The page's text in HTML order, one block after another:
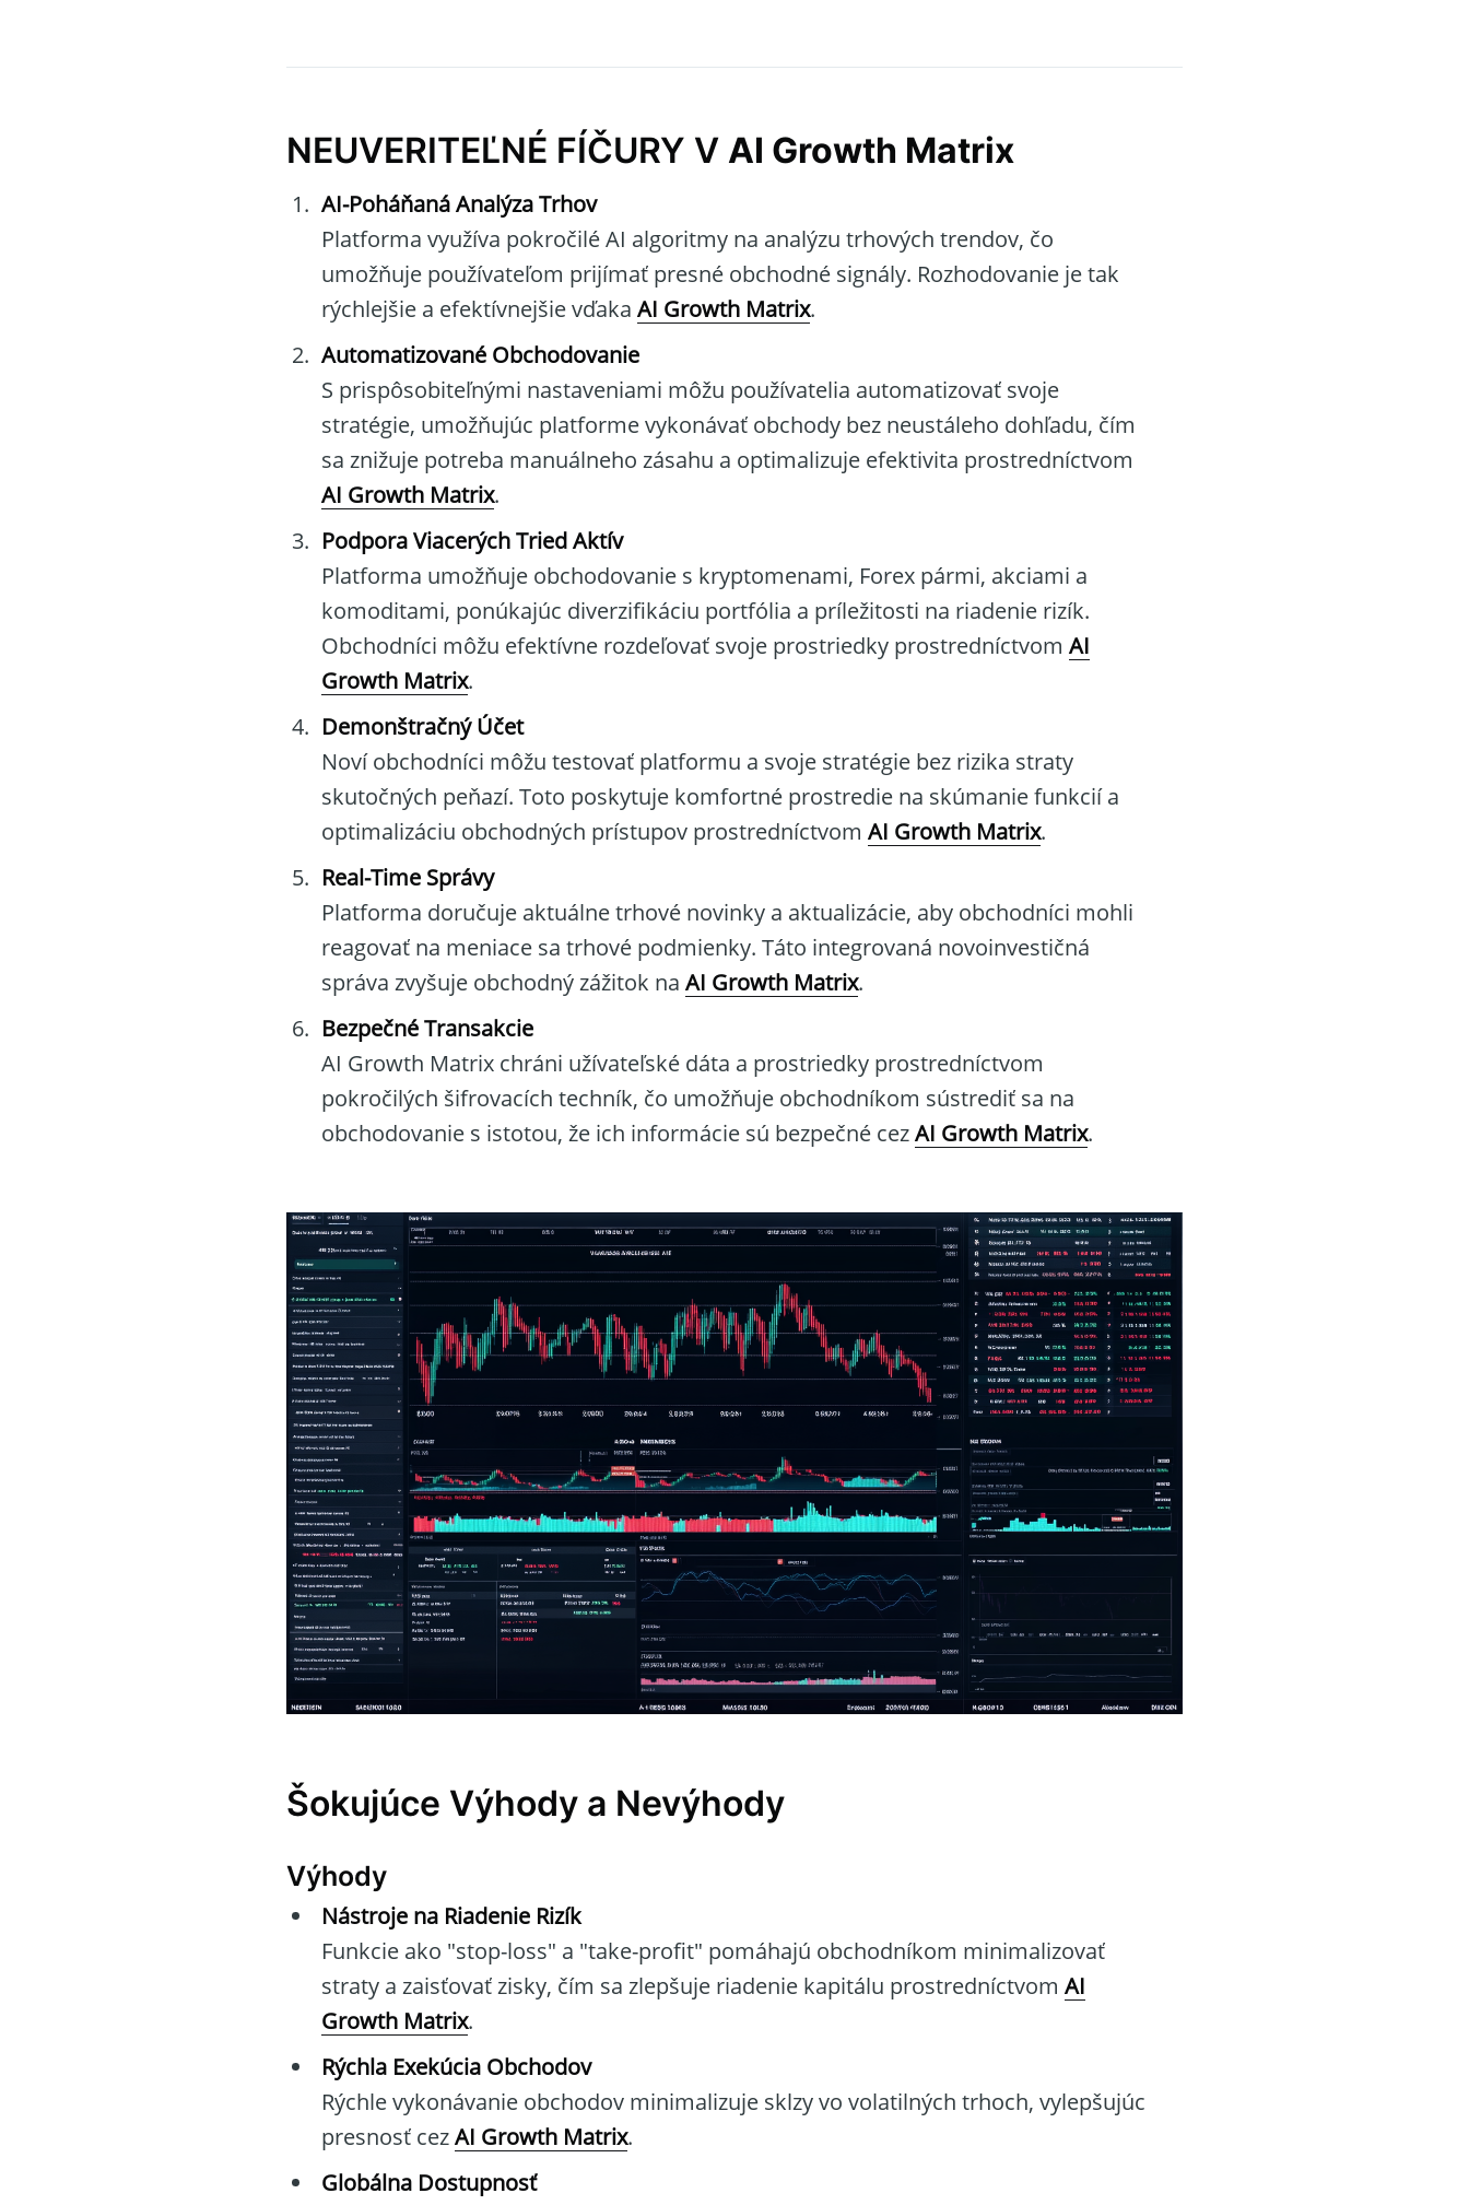
NEUVERITEĽNÉ FÍČURY V AI Growth Matrix
AI-Poháňaná Analýza Trhov
Platforma využíva pokročilé AI algoritmy na analýzu trhových trendov, čo
umožňuje používateľom prijímať presné obchodné signály. Rozhodovanie je tak
rýchlejšie a efektívnejšie vďaka AI Growth Matrix.
Automatizované Obchodovanie
S prispôsobiteľnými nastaveniami môžu používatelia automatizovať svoje
stratégie, umožňujúc platforme vykonávať obchody bez neustáleho dohľadu, čím
sa znižuje potreba manuálneho zásahu a optimalizuje efektivita prostredníctvom
AI Growth Matrix.
Podpora Viacerých Tried Aktív
Platforma umožňuje obchodovanie s kryptomenami, Forex pármi, akciami a
komoditami, ponúkajúc diverzifikáciu portfólia a príležitosti na riadenie rizík.
Obchodníci môžu efektívne rozdeľovať svoje prostriedky prostredníctvom AI
Growth Matrix.
Demonštračný Účet
Noví obchodníci môžu testovať platformu a svoje stratégie bez rizika straty
skutočných peňazí. Toto poskytuje komfortné prostredie na skúmanie funkcií a
optimalizáciu obchodných prístupov prostredníctvom AI Growth Matrix.
Real-Time Správy
Platforma doručuje aktuálne trhové novinky a aktualizácie, aby obchodníci mohli
reagovať na meniace sa trhové podmienky. Táto integrovaná novoinvestičná
správa zvyšuje obchodný zážitok na AI Growth Matrix.
Bezpečné Transakcie
AI Growth Matrix chráni užívateľské dáta a prostriedky prostredníctvom
pokročilých šifrovacích techník, čo umožňuje obchodníkom sústrediť sa na
obchodovanie s istotou, že ich informácie sú bezpečné cezAI Growth Matrix.
Šokujúce Výhody a Nevýhody
Výhody
Nástroje na Riadenie Rizík
Funkcie ako "stop-loss" a "take-profit" pomáhajú obchodníkom minimalizovať
straty a zaisťovať zisky, čím sa zlepšuje riadenie kapitálu prostredníctvom AI
Growth Matrix.
Rýchla Exekúcia Obchodov
Rýchle vykonávanie obchodov minimalizuje sklzy vo volatilných trhoch, vylepšujúc
presnosť cezAI Growth Matrix.
Globálna Dostupnosť